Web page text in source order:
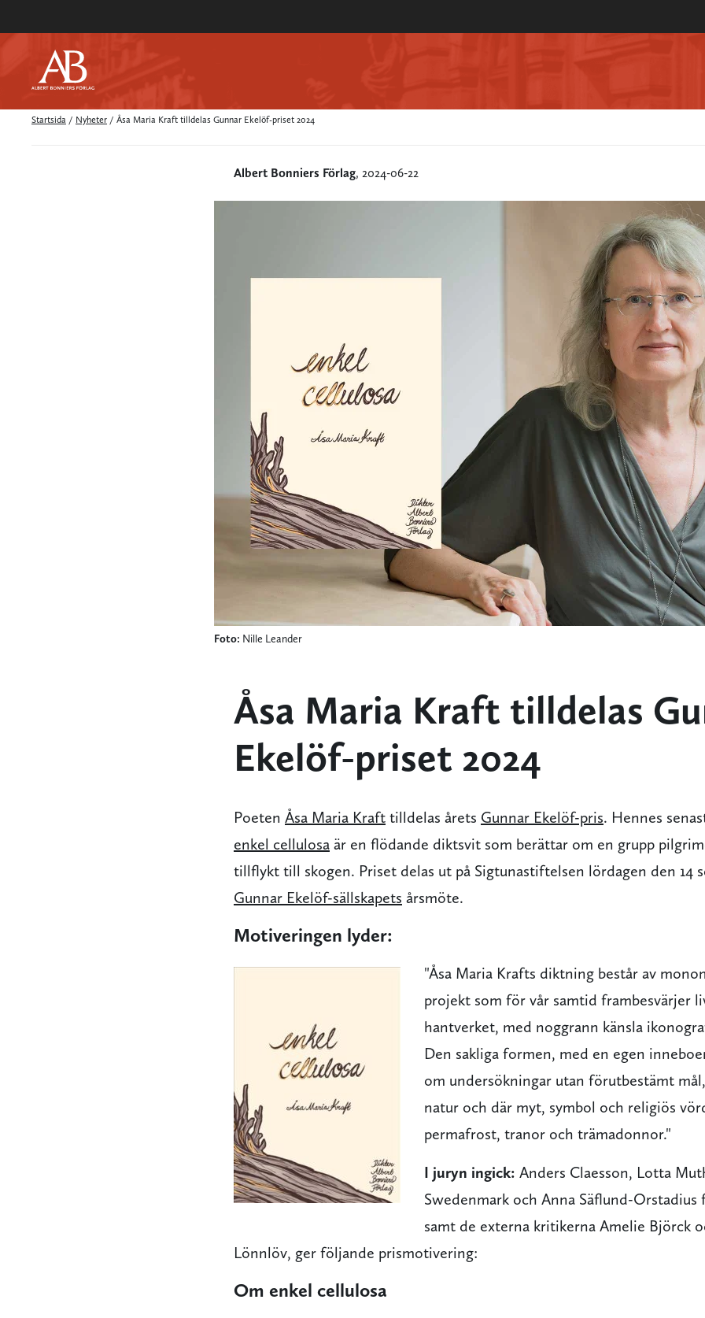
Startsida / Nyheter / Åsa Maria Kraft tilldelas Gunnar Ekelöf-priset 2024
Albert Bonniers Förlag, 2024-06-22
Foto: Nille Leander
Åsa Maria Kraft tilldelas
Ekelöf-priset 2024
Poeten Åsa Maria Kraft tilldelas årets Gunnar Ekelöf-pris. Hennes
enkel cellulosa är en flödande diktsvit som berättar om en grupp
tillflykt till skogen. Priset delas ut på Sigtunastiftelsen lördagen den 14
Gunnar Ekelöf-sällskapets årsmöte.
Motiveringen lyder:
"Åsa Maria Krafts diktning består av
projekt som för vår samtid frambesvärjer
hantverket, med noggrann känsla
Den sakliga formen, med en egen
om undersökningar utan förutbestämt
natur och där myt, symbol och religiös
permafrost, tranor och trämadonnor."
I juryn ingick: Anders Claesson, Lotta
Swedenmark och Anna Säflund-Orstadius
samt de externa kritikerna Amelie Björck
Lönnlöv, ger följande prismotivering:
Om enkel cellulosa